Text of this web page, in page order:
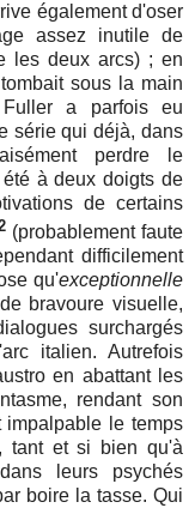
également d'oser
assez inutile de
les deux arcs) ; en
sous la main
Fuller a parfois eu
série qui déjà, dans
perdre le
à deux doigts de
de certains
(probablement faute
difficilement
qu'exceptionnelle
bravoure visuelle,
surchargés
italien. Autrefois
en abattant les
rendant son
le temps
tant et si bien qu'à
leurs psychés
boire la tasse. Qui